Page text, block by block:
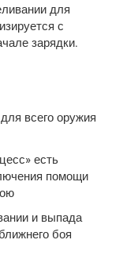
для
с
зарядки.
всего оружия
есть
помощи
и выпада
боя